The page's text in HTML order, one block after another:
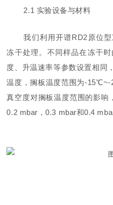
2.1 实验设备与材料
我们利用开谱RD2 原位
冻干处理。不同样品在冻干
度、升温速率等参数设置相同
温度，搁板温度范围为-15℃~-
真空度对搁板温度范围的影响
0.2 mbar ，0.3 mbar和0.4